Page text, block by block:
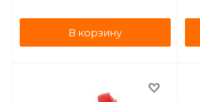
В корзину